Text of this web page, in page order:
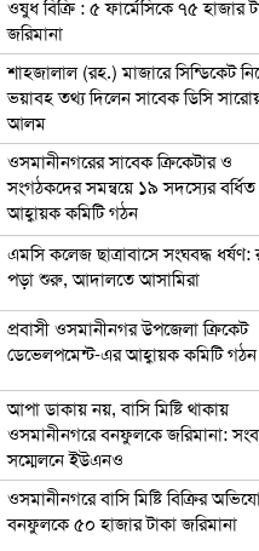
ওষুধ বিক্রি : ৫ ফার্মেসিকে ৭৫ হাজার
জরিমানা
শাহজালাল (রহ.) মাজারে সিন্ডিকেট
ভয়াবহ তথ্য দিলেন সাবেক ডিসি
আলম
ওসমানীনগরের সাবেক ক্রিকেটার ও
সংগঠকদের সমন্বয়ে ১৯ সদস্যের বর্ধিত
আহ্বায়ক কমিটি গঠন
এম‌সি কলেজ ছাত্রাবাসে সংঘবদ্ধ ধর্ষণ:
পড়া শুরু, আদালতে আসামিরা
প্রবাসী ওসমানীনগর উপজেলা ক্রিকেট
ডেভেলপমেন্ট-এর আহ্বায়ক কমিটি গঠন
আপা ডাকায় নয়, বাসি মিষ্টি থাকায়
ওসমানীনগরে বনফুলকে জরিমানা:
সম্মেলনে ইউএনও
ওসমানীনগরে বাসি মিষ্টি বিক্রির
বনফুলকে ৫০ হাজার টাকা জরিমানা